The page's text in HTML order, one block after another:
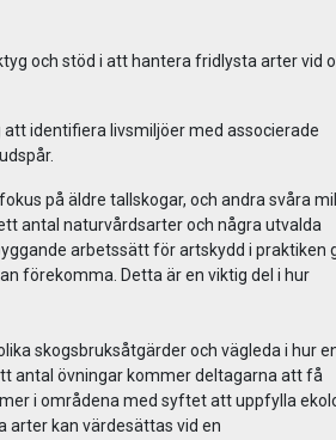
och stöd i att hantera fridlysta arter vid
identifiera livsmiljöer med associerade
på äldre tallskogar, och andra svåra
antal naturvårdsarter och några utvalda
arbetssätt för artskydd i praktiken
förekomma. Detta är en viktig del i hur
vid skogliga
skogsbruksåtgärder och vägleda i hur
antal övningar kommer deltagarna att få
i områdena med syftet att uppfylla
arter kan värdesättas vid en